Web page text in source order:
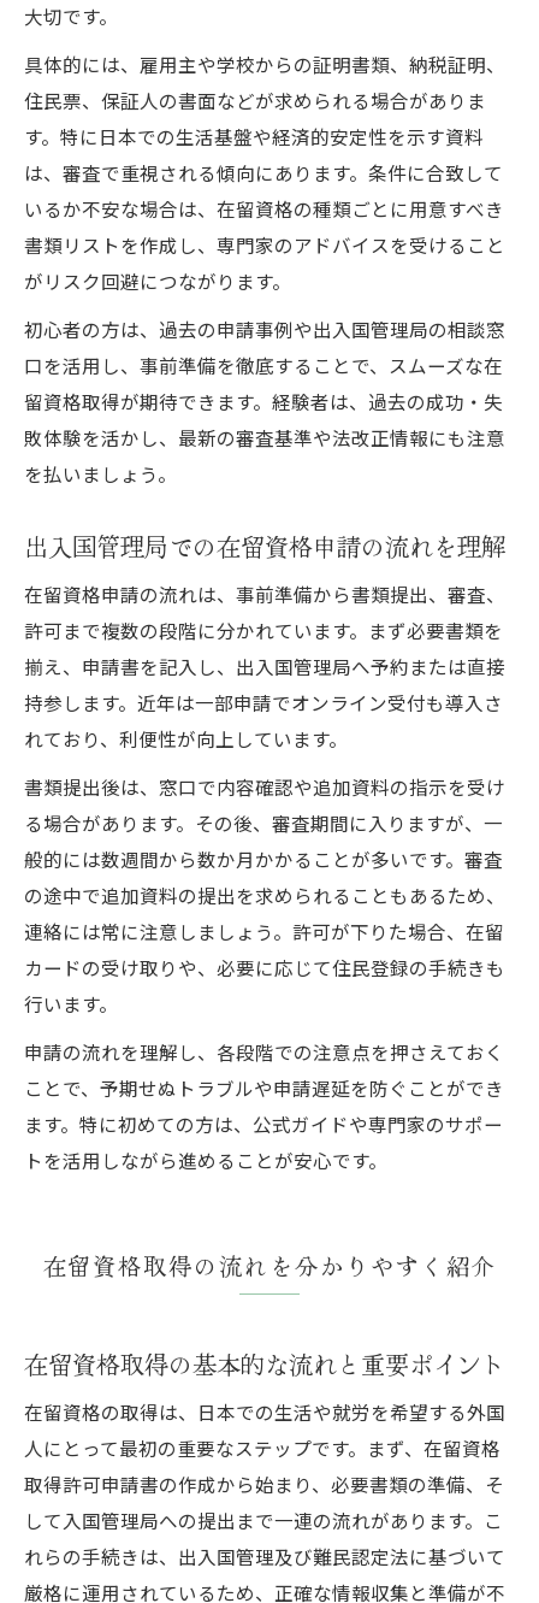
大切です。
具体的には、雇用主や学校からの証明書類、納税証明、
住民票、保証人の書面などが求められる場合がありま
す。特に日本での生活基盤や経済的安定性を示す資料
は、審査で重視される傾向にあります。条件に合致して
いるか不安な場合は、在留資格の種類ごとに用意すべき
書類リストを作成し、専門家のアドバイスを受けること
がリスク回避につながります。
初心者の方は、過去の申請事例や出入国管理局の相談窓
口を活用し、事前準備を徹底することで、スムーズな在
留資格取得が期待できます。経験者は、過去の成功・失
敗体験を活かし、最新の審査基準や法改正情報にも注意
を払いましょう。
出入国管理局での在留資格申請の流れを理解
在留資格申請の流れは、事前準備から書類提出、審査、
許可まで複数の段階に分かれています。まず必要書類を
揃え、申請書を記入し、出入国管理局へ予約または直接
持参します。近年は一部申請でオンライン受付も導入さ
れており、利便性が向上しています。
書類提出後は、窓口で内容確認や追加資料の指示を受け
る場合があります。その後、審査期間に入りますが、一
般的には数週間から数か月かかることが多いです。審査
の途中で追加資料の提出を求められることもあるため、
連絡には常に注意しましょう。許可が下りた場合、在留
カードの受け取りや、必要に応じて住民登録の手続きも
行います。
申請の流れを理解し、各段階での注意点を押さえておく
ことで、予期せぬトラブルや申請遅延を防ぐことができ
ます。特に初めての方は、公式ガイドや専門家のサポー
トを活用しながら進めることが安心です。
在留資格取得の流れを分かりやすく紹介
在留資格取得の基本的な流れと重要ポイント
在留資格の取得は、日本での生活や就労を希望する外国
人にとって最初の重要なステップです。まず、在留資格
取得許可申請書の作成から始まり、必要書類の準備、そ
して入国管理局への提出まで一連の流れがあります。こ
れらの手続きは、出入国管理及び難民認定法に基づいて
厳格に運用されているため、正確な情報収集と準備が不